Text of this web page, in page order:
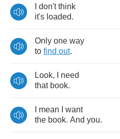
don't think
it's loaded.
Only one way
to find out.
Look,
need
that book.
mean
want
the book. And you.